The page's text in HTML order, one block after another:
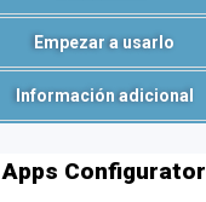
Empezar a usarlo
Información adicional
Apps Configurator